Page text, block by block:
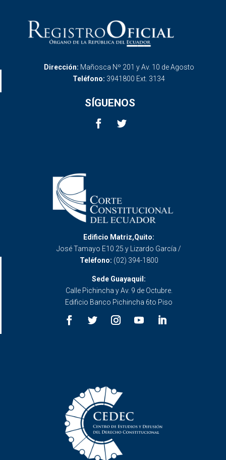
Dirección: Mañosca Nº 201 y Av. 10 de Agosto
Teléfono: 3941800 Ext. 3134
SÍGUENOS
Edificio Matriz,Quito:
José Tamayo E10 25 y Lizardo García /
Teléfono: (02) 394-1800
Sede Guayaquil:
Calle Pichincha y Av. 9 de Octubre.
Edificio Banco Pichincha 6to Piso